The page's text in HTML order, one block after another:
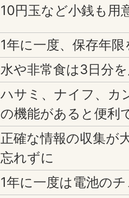
10円玉など小銭も用
1年に一度、保存年
水や非常食は3日分
ハサミ、ナイフ、カ
の機能があると便利
正確な情報の収集が
忘れずに
1年に一度は電池の